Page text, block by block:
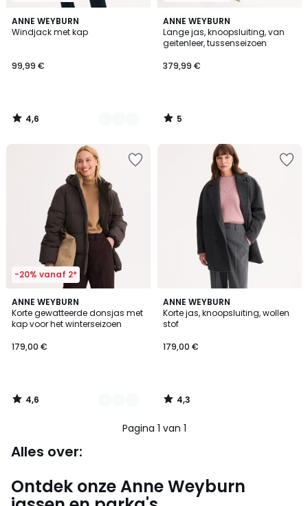
ANNE WEYBURN
Windjack met kap
99,99 €
4,6
/ 5
2
Kleuren
4,6
/
ANNE WEYBURN
Lange jas, knoopsluiting, van
geitenleer, tussenseizoen
379,99 €
5
/
5
5
/
-20% vanaf 2*
ANNE WEYBURN
Korte gewatteerde donsjas met
kap voor het winterseizoen
179,00 €
4,6
/ 5
2
Kleuren
4,6
/
ANNE WEYBURN
Korte jas, knoopsluiting, wollen
stof
179,00 €
4,3
/ 5
4,3
/
Pagina 1 van 1
Alles over:
Ontdek onze Anne Weyburn